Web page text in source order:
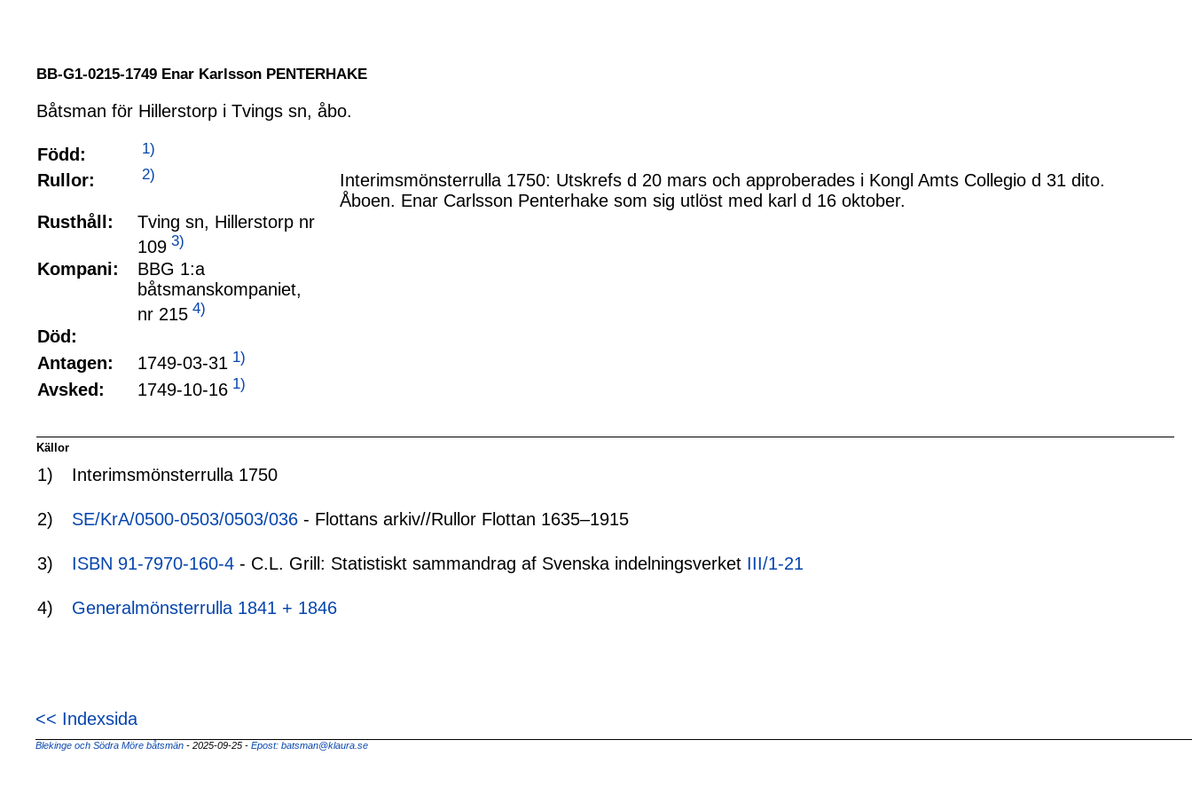
BB-G1-0215-1749 Enar Karlsson PENTERHAKE
Båtsman för Hillerstorp i Tvings sn, åbo.
Född: 1)
Rullor: 2)
Interimsmönsterrulla 1750: Utskrefs d 20 mars och approberades i Kongl Amts Collegio d 31 dito.
Åboen. Enar Carlsson Penterhake som sig utlöst med karl d 16 oktober.
Rusthåll:
Tving sn, Hillerstorp nr
109 3)
Kompani:
BBG 1:a
båtsmanskompaniet,
nr 215 4)
Död:
Antagen:
1749-03-31 1)
Avsked: 1749-10-16 1)
Källor
1) Interimsmönsterrulla 1750
2) SE/KrA/0500-0503/0503/036 - Flottans arkiv//Rullor Flottan 1635–1915
3) ISBN 91-7970-160-4 - C.L. Grill: Statistiskt sammandrag af Svenska indelningsverket III/1-21
4) Generalmönsterrulla 1841 + 1846
<< Indexsida
Blekinge och Södra Möre båtsmän - 2025-09-25 - Epost: batsman@klaura.se